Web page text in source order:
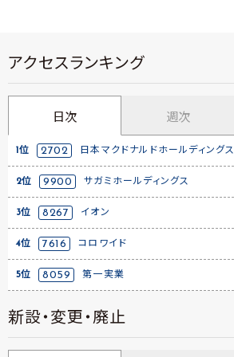
アクセスランキング
日次 週次
1位 2702 日本マクドナルドホールディングス
2位 9900 サガミホールディングス
3位 8267 イオン
4位 7616 コロワイド
5位 8059 第一実業
新設・変更・廃止